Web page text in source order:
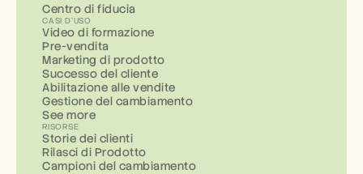
Centro di fiducia
CASI D'USO
Video di formazione
Pre-vendita
Marketing di prodotto
Successo del cliente
Abilitazione alle vendite
Gestione del cambiamento
See more
RISORSE
Storie dei clienti
Rilasci di Prodotto
Campioni del cambiamento